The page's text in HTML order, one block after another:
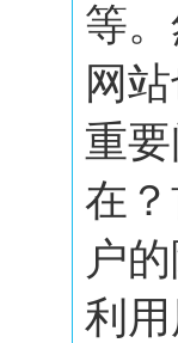
等
网
重
在
户
利